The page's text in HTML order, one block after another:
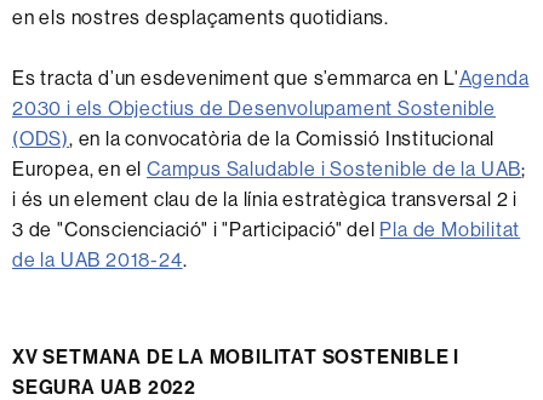
en els nostres desplaçaments quotidians.
Es tracta d’un esdeveniment que s’emmarca en L'Agenda
2030 i els Objectius de Desenvolupament Sostenible
(ODS), en la convocatòria de la Comissió Institucional
Europea, en elCampus Saludable i Sostenible de la UAB;
i és un element clau de la línia estratègica transversal 2 i
3 de "Conscienciació" i "Participació" del Pla de Mobilitat
de la UAB 2018-24.
XV SETMANA DE LA MOBILITAT SOSTENIBLE I
SEGURA UAB 2022